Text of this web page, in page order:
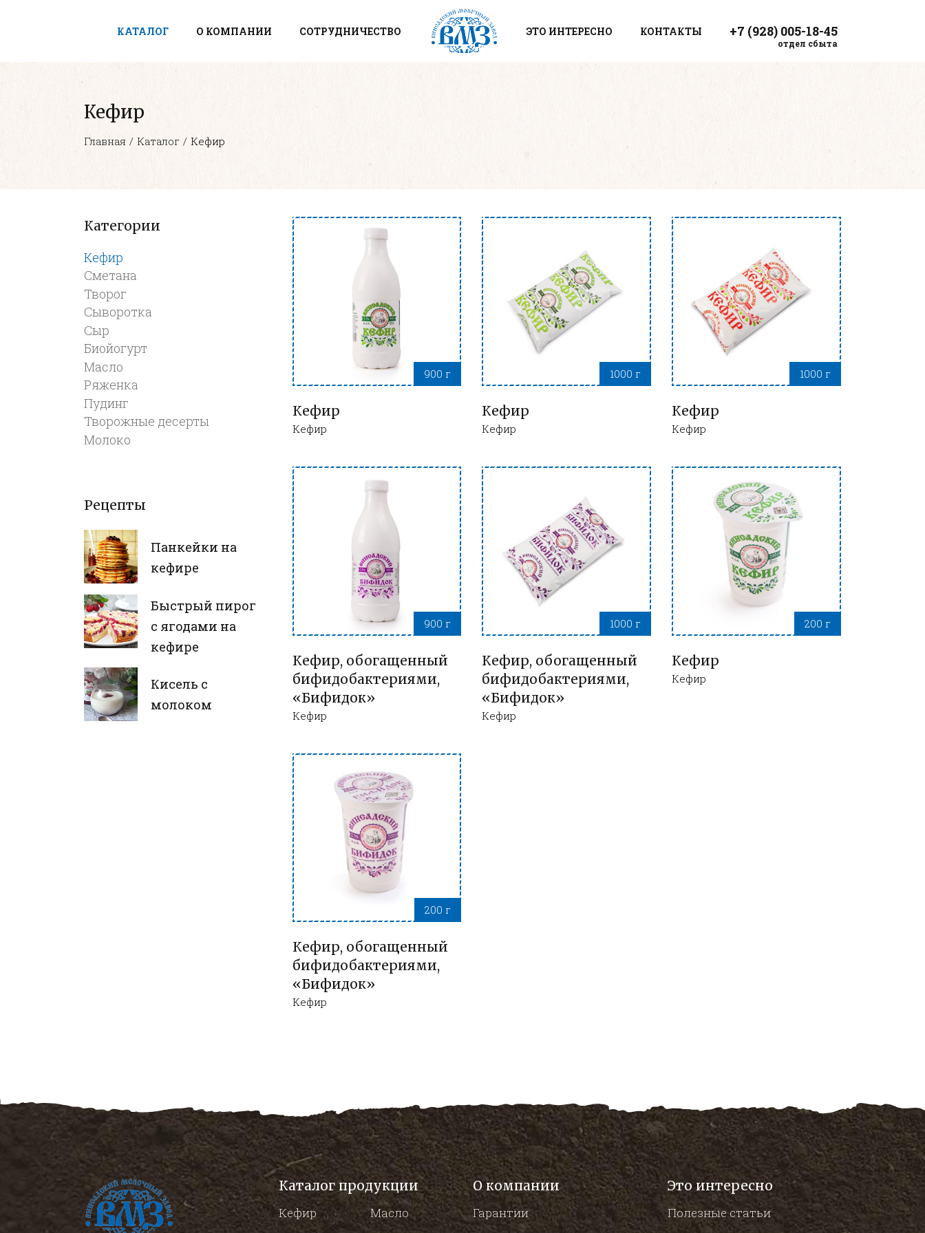
КАТАЛОГ О КОМПАНИИ СОТРУДНИЧЕСТВО ЭТО ИНТЕРЕСНО КОНТАКТЫ +7 (928) 005-18-45
Кефир
Главная Каталог Кефир
Категории
Кефир
Сметана
Творог
Сыворотка
Сыр
Биойогурт
Масло
Ряженка
Пудинг
Творожные десерты
Молоко
Рецепты
Панкейки на
кефире
Быстрый пирог
с ягодами на
кефире
Кисель с
молоком
900 г
Кефир
Кефир
1000 г
Кефир
Кефир
1000 г
Кефир
Кефир
900 г
Кефир, обогащенный
бифидобактериями,
«Бифидок»
Кефир
1000 г
Кефир, обогащенный
бифидобактериями,
«Бифидок»
Кефир
200 г
Кефир
Кефир
200 г
Кефир, обогащенный
бифидобактериями,
«Бифидок»
Кефир
Каталог продукции
Кефир
Масло
О компании
Гарантии
Это интересно
Полезные статьи